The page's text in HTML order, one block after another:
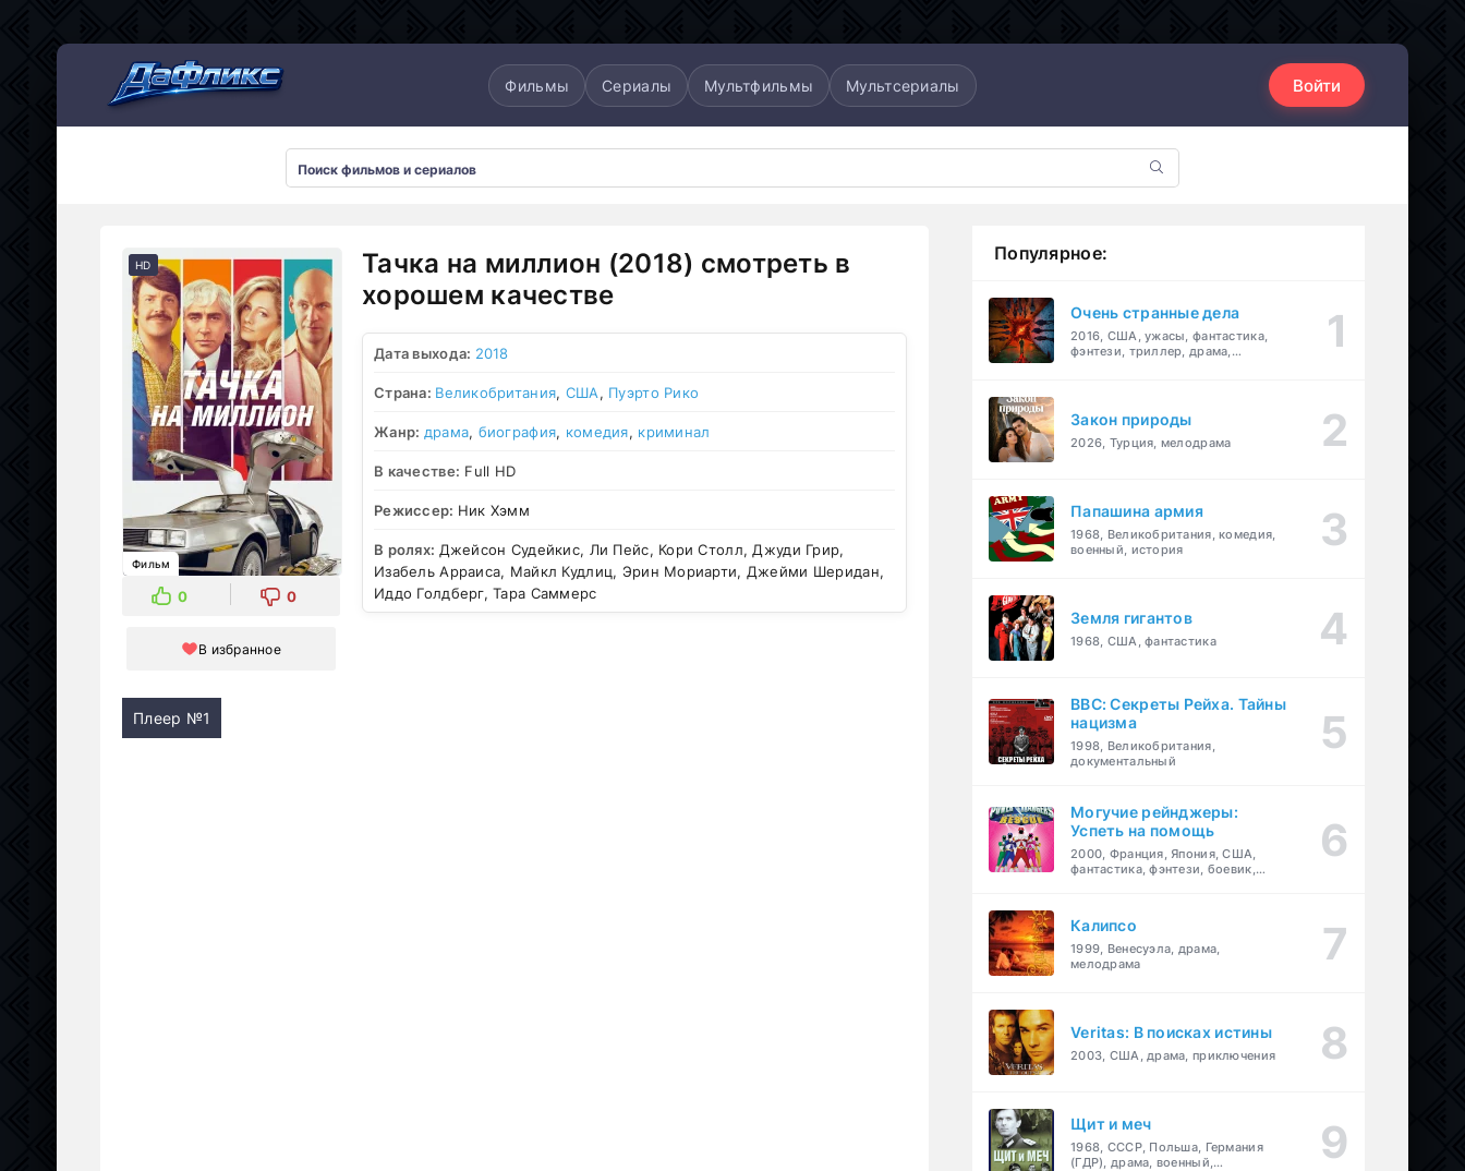
Фильмы Сериалы Мультфильмы Мультсериалы Войти
HD
Фильм
0 0
В избранное
Тачка на миллион (2018) смотреть в
хорошем качестве
Дата выхода: 2018
Страна: Великобритания, США, Пуэрто Рико
Жанр: драма, биография, комедия, криминал
В качестве: Full HD
Режиссер: Ник Хэмм
В ролях: Джейсон Судейкис, Ли Пейс, Кори Столл, Джуди Грир,
Изабель Арраиса, Майкл Кудлиц, Эрин Мориарти, Джейми Шеридан,
Иддо Голдберг, Тара Саммерс
Плеер №1
Популярное:
Очень странные дела
2016, США, ужасы, фантастика,
фэнтези, триллер, драма,
Закон природы
2026, Турция, мелодрама
Папашина армия
1968, Великобритания, комедия,
военный, история
Земля гигантов
1968, США, фантастика
BBC: Секреты Рейха. Тайны
нацизма
1998, Великобритания,
документальный
Могучие рейнджеры:
Успеть на помощь
2000, Франция, Япония, США,
фантастика, фэнтези, боевик,
Калипсо
1999, Венесуэла, драма,
мелодрама
Veritas: В поисках истины
2003, США, драма, приключения
Щит и меч
1968, СССР, Польша, Германия
(ГДР), драма, военный,
Мультсериалы